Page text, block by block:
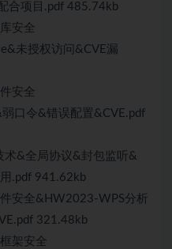
合项目.pdf 485.74kb
安全
未授权访问&CVE漏
安全
口令&错误配置&CVE.pdf
&全局协议&封包监听&
.pdf 941.62kb
安全&HW2023-WPS分析
321.48kb
架安全